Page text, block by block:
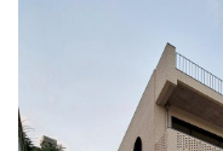
景
登录